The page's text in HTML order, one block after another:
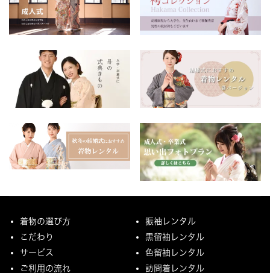
着物の選び方
こだわり
サービス
ご利用の流れ
振袖レンタル
黒留袖レンタル
色留袖レンタル
訪問着レンタル